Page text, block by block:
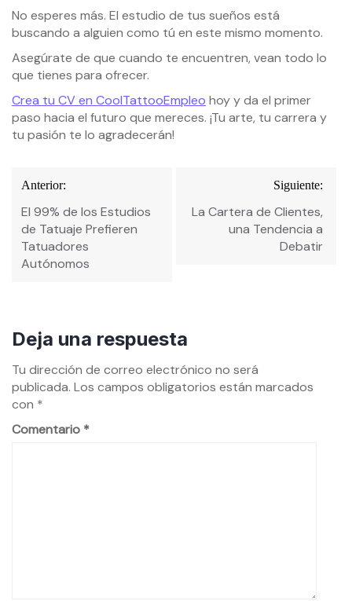
No esperes más. El estudio de tus sueños está
buscando a alguien como tú en este mismo momento.
Asegúrate de que cuando te encuentren, vean todo lo
que tienes para ofrecer.
Crea tu CV en CoolTattooEmpleo hoy y da el primer
paso hacia el futuro que mereces. ¡Tu arte, tu carrera y
tu pasión te lo agradecerán!
Navegación
de
entradas
Anterior:
El 99% de los Estudios
de Tatuaje Prefieren
Tatuadores
Autónomos
Siguiente:
La Cartera de Clientes,
una Tendencia a
Debatir
Deja una respuesta
Tu dirección de correo electrónico no será
publicada. Los campos obligatorios están marcados
con *
Comentario *